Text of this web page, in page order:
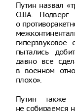
Путин назвал
США. Подверг
о
пытались
давно все
в военном
плохо».
Путин
не собираемся